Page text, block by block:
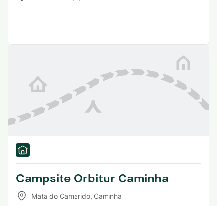
Campsite Orbitur Caminha
Mata do Camarido, Caminha